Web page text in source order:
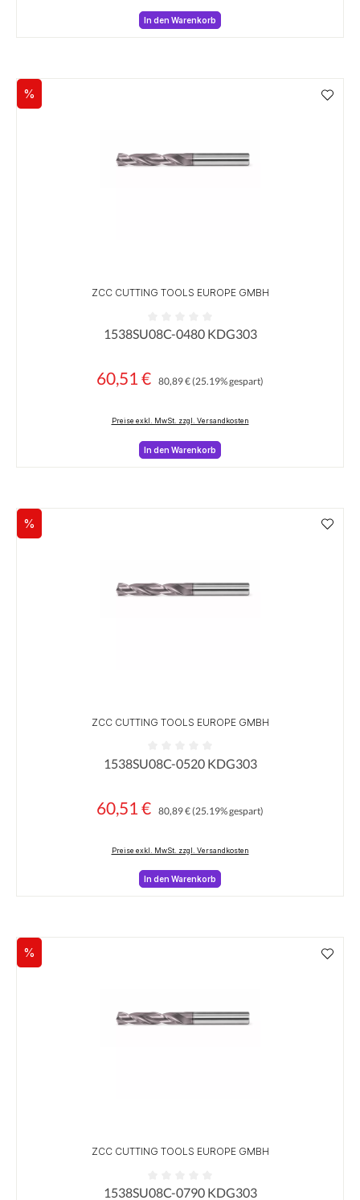
In den Warenkorb
Rabatt
%
ZCC CUTTING TOOLS EUROPE GMBH
Durchschnittliche Bewertung von 0 von 5 Sternen
1538SU08C-0480 KDG303
Verkaufspreis:
60,51 € 80,89 €(25.19% gespart)
Preise exkl. MwSt. zzgl. Versandkosten
In den Warenkorb
Rabatt
%
ZCC CUTTING TOOLS EUROPE GMBH
Durchschnittliche Bewertung von 0 von 5 Sternen
1538SU08C-0520 KDG303
Verkaufspreis:
60,51 € 80,89 €(25.19% gespart)
Preise exkl. MwSt. zzgl. Versandkosten
In den Warenkorb
Rabatt
%
ZCC CUTTING TOOLS EUROPE GMBH
1538SU08C-0790 KDG303